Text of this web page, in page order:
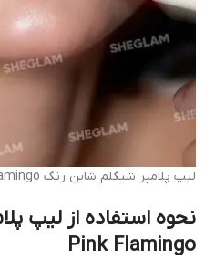
لیپ پلامپر شیگلم شاین رنگ Pink Flamingo
نحوه استفاده از لیپ
Pink Flamingo